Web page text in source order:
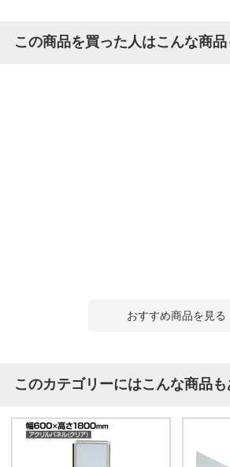
この商品を買った人はこんな商
おすすめ商品を見る
このカテゴリーにはこんな商品